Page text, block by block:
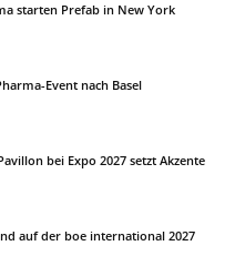
starten Prefab in New York
Event nach Basel
bei Expo 2027 setzt Akzente
auf der boe international 2027